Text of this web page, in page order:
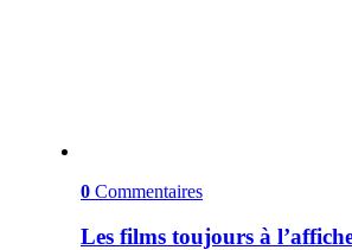
0 Commentaires
Les films toujours à